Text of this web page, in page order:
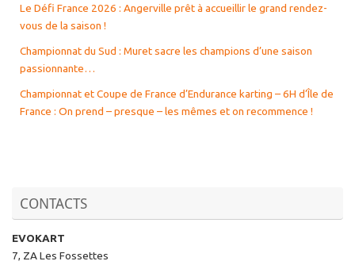
Le Défi France 2026 : Angerville prêt à accueillir le grand rendez-
vous de la saison !
Championnat du Sud : Muret sacre les champions d’une saison
passionnante…
Championnat et Coupe de France d’Endurance karting – 6H d’Île de
France : On prend – presque – les mêmes et on recommence !
CONTACTS
EVOKART
7, ZA Les Fossettes